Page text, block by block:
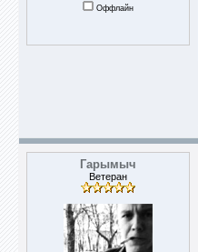
Оффлайн
Гарымыч
Ветеран